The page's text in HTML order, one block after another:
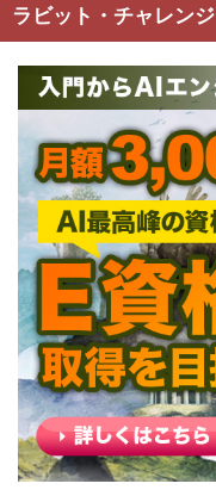
ラビット・チャレンジ